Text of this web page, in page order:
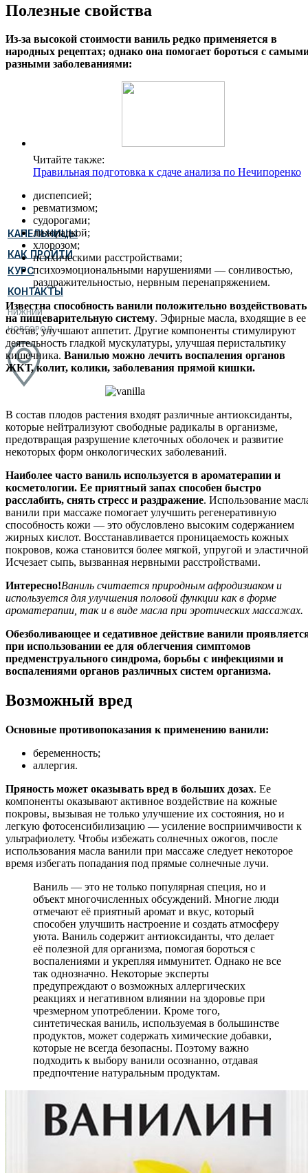
КАПЕЛЬНИЦЫ
КАК ПРОЙТИ
КУРС
КОНТАКТЫ
НИЖНИЙ
НОВГОРОД
Полезные свойства
Из-за высокой стоимости ваниль редко применяется в
народных рецептах; однако она помогает бороться с
разными заболеваниями:
Читайте также:
Правильная подготовка к сдаче анализа по Нечипоренко
диспепсией;
ревматизмом;
судорогами;
лихорадкой;
хлорозом;
психическими расстройствами;
психоэмоциональными нарушениями — сонливостью,
раздражительностью, нервным перенапряжением.
Известна способность ванили положительно воздействовать
на пищеварительную систему. Эфирные масла, входящие в ее
состав, улучшают аппетит. Другие компоненты стимулируют
деятельность гладкой мускулатуры, улучшая перистальтику
кишечника. Ванилью можно лечить воспаления органов
ЖКТ, колит, колики, заболевания прямой кишки.
В состав плодов растения входят различные антиоксиданты,
которые нейтрализуют свободные радикалы в организме,
предотвращая разрушение клеточных оболочек и развитие
некоторых форм онкологических заболеваний.
Наиболее часто ваниль используется в ароматерапии и
косметологии. Ее приятный запах способен быстро
расслабить, снять стресс и раздражение. Использование
ванили при массаже помогает улучшить регенеративную
способность кожи — это обусловлено высоким содержанием
жирных кислот. Восстанавливается проницаемость кожных
покровов, кожа становится более мягкой, упругой и
Исчезает сыпь, вызванная нервными расстройствами.
Интересно!Ваниль считается природным афродизиаком и
используется для улучшения половой функции как в форме
ароматерапии, так и в виде масла при эротических массажах.
Обезболивающее и седативное действие ванили
при использовании ее для облегчения симптомов
предменструального синдрома, борьбы с инфекциями и
воспалениями органов различных систем организма.
Возможный вред
Основные противопоказания к применению ванили:
беременность;
аллергия.
Пряность может оказывать вред в больших дозах. Ее
компоненты оказывают активное воздействие на кожные
покровы, вызывая не только улучшение их состояния, но и
легкую фотосенсибилизацию — усиление восприимчивости к
ультрафиолету. Чтобы избежать солнечных ожогов, после
использования масла ванили при массаже следует некоторое
время избегать попадания под прямые солнечные лучи.
Ваниль — это не только популярная специя, но и
объект многочисленных обсуждений. Многие люди
отмечают её приятный аромат и вкус, который
способен улучшить настроение и создать атмосферу
уюта. Ваниль содержит антиоксиданты, что делает
её полезной для организма, помогая бороться с
воспалениями и укрепляя иммунитет. Однако не все
так однозначно. Некоторые эксперты
предупреждают о возможных аллергических
реакциях и негативном влиянии на здоровье при
чрезмерном употреблении. Кроме того,
синтетическая ваниль, используемая в большинстве
продуктов, может содержать химические добавки,
которые не всегда безопасны. Поэтому важно
подходить к выбору ванили осознанно, отдавая
предпочтение натуральным продуктам.